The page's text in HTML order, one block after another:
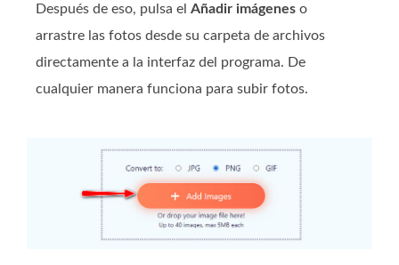
Después de eso, pulsa el Añadir imágenes o
arrastre las fotos desde su carpeta de archivos
directamente a la interfaz del programa. De
cualquier manera funciona para subir fotos.